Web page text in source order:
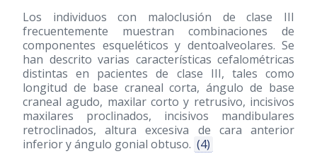
Los individuos con maloclusión de clase III
frecuentemente muestran combinaciones de
componentes esqueléticos y dentoalveolares. Se
han descrito varias características cefalométricas
distintas en pacientes de clase III, tales como
longitud de base craneal corta, ángulo de base
craneal agudo, maxilar corto y retrusivo, incisivos
maxilares proclinados, incisivos mandibulares
retroclinados, altura excesiva de cara anterior
inferior y ángulo gonial obtuso. (4)